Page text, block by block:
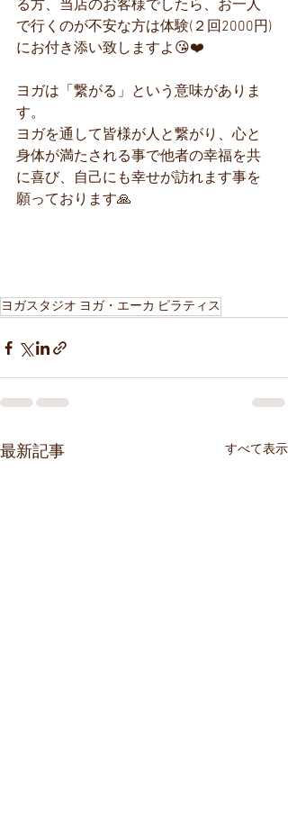
る方、当店のお客様でしたら、お一人
で行くのが不安な方は体験(２回2000円)
にお付き添い致しますよ😘❤️
ヨガは「繋がる」という意味がありま
す。
ヨガを通して皆様が人と繋がり、心と
身体が満たされる事で他者の幸福を共
に喜び、自己にも幸せが訪れます事を
願っております🙏
ヨガスタジオ ヨガ・エーカ ピラティス
最新記事 すべて表示